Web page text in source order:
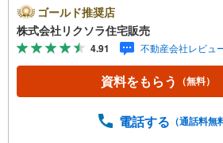
時間 9:30～20:00 ■即日案内可
はお電話でのお問合せがスムー
社ホームページよりLINEでのお
報サイト未掲載物件、弊社ホーム
校区物件検索も充実！ご希望の
利！「リクソラ住宅販売」で検
めてご案内可能リフォームやリノ
ゴールド推奨店
株式会社リクソラ住宅販売
4.91 不動産会社レビュ
資料をもらう （無料）
電話する （通話料無